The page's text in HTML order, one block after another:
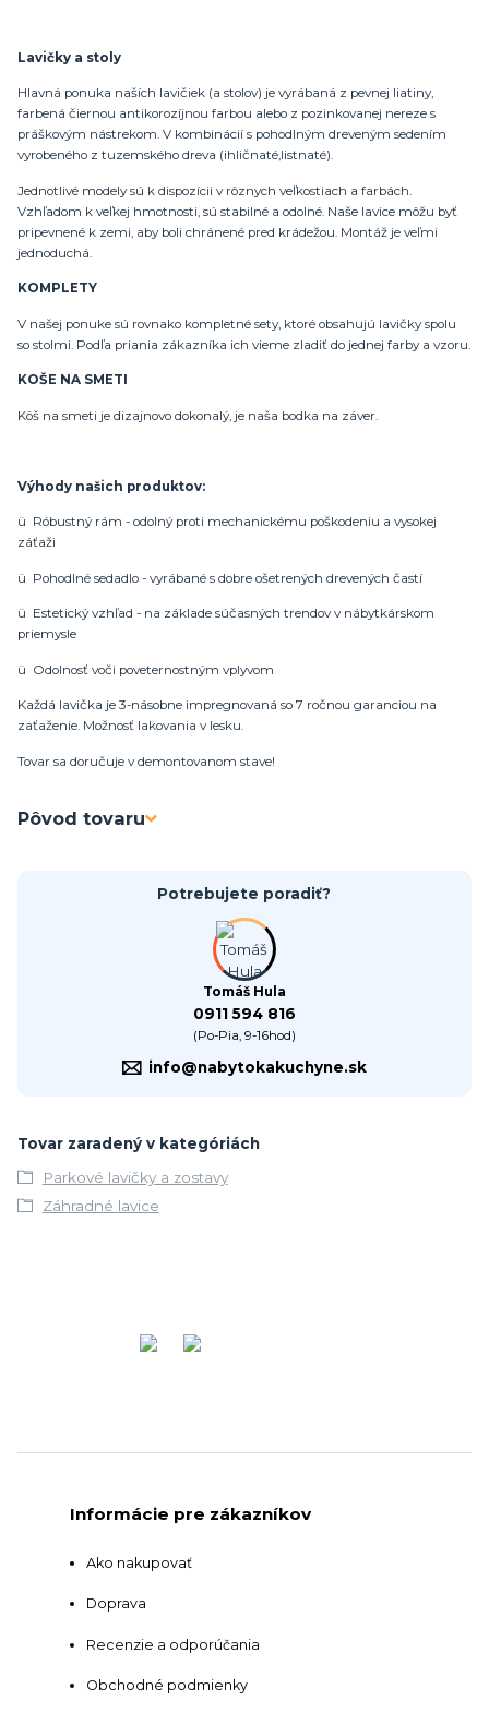
Lavičky a stoly
Hlavná ponuka naších lavičiek (a stolov) je vyrábaná z pevnej liatiny,
farbená čiernou antikorozíjnou farbou alebo z pozinkovanej nereze s
práškovým nástrekom. V kombinácií s pohodlným dreveným sedením
vyrobeného z tuzemského dreva (ihličnaté,listnaté).
Jednotlivé modely sú k dispozícii v rôznych veľkostiach a farbách.
Vzhľadom k veľkej hmotnosti, sú stabilné a odolné. Naše lavice môžu byť
pripevnené k zemi, aby boli chránené pred krádežou. Montáž je veľmi
jednoduchá.
KOMPLETY
V našej ponuke sú rovnako kompletné sety, ktoré obsahujú lavičky spolu
so stolmi. Podľa priania zákazníka ich vieme zladiť do jednej farby a vzoru.
KOŠE NA SMETI
Kôš na smeti je dizajnovo dokonalý, je naša bodka na záver.
Výhody našich produktov:
ü Róbustný rám - odolný proti mechanickému poškodeniu a vysokej
záťaži
ü Pohodlné sedadlo - vyrábané s dobre ošetrených drevených častí
ü Estetický vzhľad - na základe súčasných trendov v nábytkárskom
priemysle
ü Odolnosť voči poveternostným vplyvom
Každá lavička je 3-násobne impregnovaná so 7 ročnou garanciou na
zaťaženie. Možnosť lakovania v lesku.
Tovar sa doručuje v demontovanom stave!
Pôvod tovaru
Potrebujete poradiť?
Tomáš Hula
0911 594 816
(Po-Pia, 9-16hod)
info@nabytokakuchyne.sk
Tovar zaradený v kategóriách
Parkové lavičky a zostavy
Záhradné lavice
Informácie pre zákazníkov
Ako nakupovať
Doprava
Recenzie a odporúčania
Obchodné podmienky